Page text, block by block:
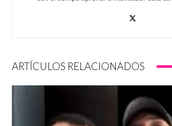
ARTÍCULOS RELACIONADOS